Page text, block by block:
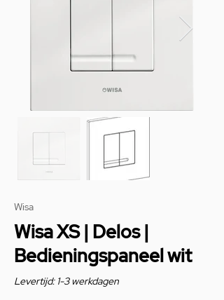
Wisa
Wisa XS | Delos |
Bedieningspaneel wit
Levertijd: 1-3 werkdagen